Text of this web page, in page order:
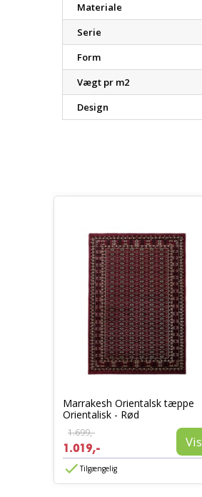
Materiale
Serie
Form
Vægt pr m2
Design
Marrakesh Orientalsk tæppe
Orientalisk - Rød
1.699,-
1.019,- Vis
Tilgængelig